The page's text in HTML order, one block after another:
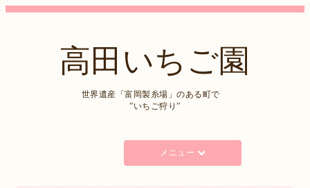
高田いちご園
世界遺産「富岡製糸場」のある町で
”いちご狩り”
メニュー